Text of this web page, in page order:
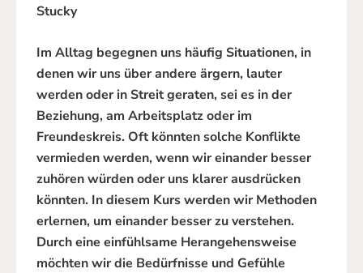
Stucky
Im Alltag begegnen uns häufig Situationen, in
denen wir uns über andere ärgern, lauter
werden oder in Streit geraten, sei es in der
Beziehung, am Arbeitsplatz oder im
Freundeskreis. Oft könnten solche Konflikte
vermieden werden, wenn wir einander besser
zuhören würden oder uns klarer ausdrücken
könnten. In diesem Kurs werden wir Methoden
erlernen, um einander besser zu verstehen.
Durch eine einfühlsame Herangehensweise
möchten wir die Bedürfnisse und Gefühle